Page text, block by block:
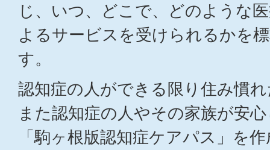
じ、いつ、どこで、どのような
よるサービスを受けられるかを
す。
認知症の人ができる限り住み慣
また認知症の人やその家族が安
「駒ヶ根版認知症ケアパス」を